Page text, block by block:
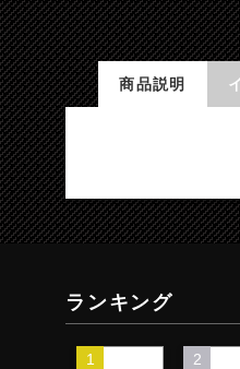
商品説明
ランキング
1 2